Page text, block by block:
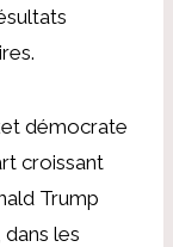
démocrate
croissant
Trump
les